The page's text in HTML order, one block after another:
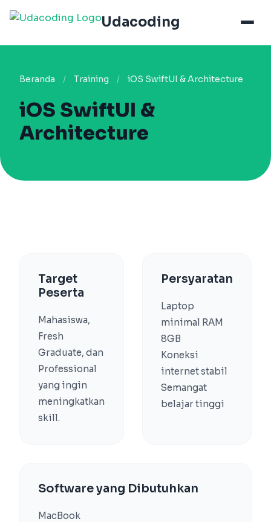
Udacoding
Beranda / Training / iOS SwiftUI & Architecture
iOS SwiftUI &
Architecture
Target
Peserta
Mahasiswa,
Fresh
Graduate, dan
Professional
yang ingin
meningkatkan
skill.
Persyaratan
Laptop
minimal RAM
8GB
Koneksi
internet stabil
Semangat
belajar tinggi
Software yang Dibutuhkan
MacBook